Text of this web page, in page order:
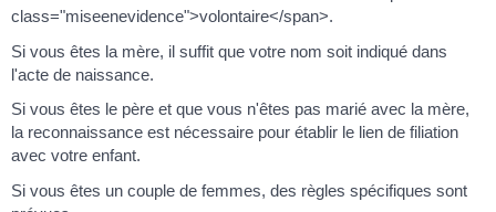
class="miseenevidence">volontaire</span>.
Si vous êtes la mère, il suffit que votre nom soit indiqué dans
l'acte de naissance.
Si vous êtes le père et que vous n'êtes pas marié avec la mère,
la reconnaissance est nécessaire pour établir le lien de filiation
avec votre enfant.
Si vous êtes un couple de femmes, des règles spécifiques sont